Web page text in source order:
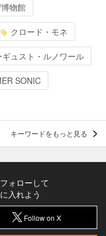
物館
クロード・モネ
ュスト・ルノワール
SONIC
キーワードをもっと見る
ォローして
入れよう
Follow on X